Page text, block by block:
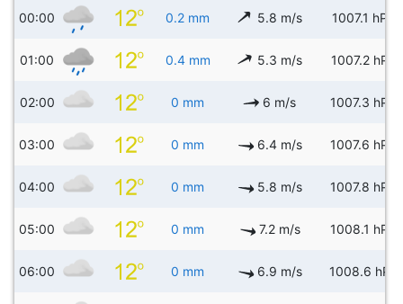
00:00 0.2 mm 5.8 m/s 1007.1 hPa
01:00 0.4 mm 5.3 m/s 1007.2 hPa
02:00 0 mm 6 m/s 1007.3 hPa
03:00 0 mm 6.4 m/s 1007.6 hPa
04:00 0 mm 5.8 m/s 1007.8 hPa
05:00 0 mm 7.2 m/s 1008.1 hPa
06:00 0 mm 6.9 m/s 1008.6 hPa